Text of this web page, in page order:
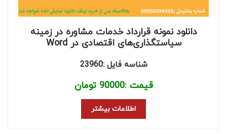
دانلود نمونه قرارداد خدمات مشاوره در زمینه
سیاستگذاری‌های اقتصادی در Word
شناسه فایل :23960
قیمت :90000 تومان
اطلاعات بیشتر